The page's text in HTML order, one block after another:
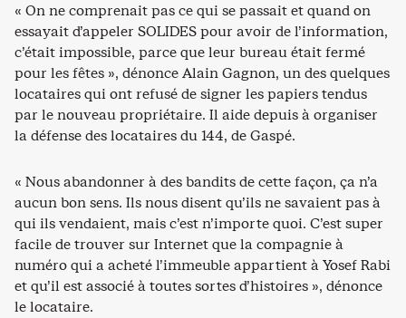
« On ne comprenait pas ce qui se passait et quand on
essayait d’appeler SOLIDES pour avoir de l’information,
c’était impossible, parce que leur bureau était fermé
pour les fêtes », dénonce Alain Gagnon, un des quelques
locataires qui ont refusé de signer les papiers tendus
par le nouveau propriétaire. Il aide depuis à organiser
la défense des locataires du 144, de Gaspé.
« Nous abandonner à des bandits de cette façon, ça n’a
aucun bon sens. Ils nous disent qu’ils ne savaient pas à
qui ils vendaient, mais c’est n’importe quoi. C’est super
facile de trouver sur Internet que la compagnie à
numéro qui a acheté l’immeuble appartient à Yosef Rabi
et qu’il est associé à toutes sortes d’histoires », dénonce
le locataire.